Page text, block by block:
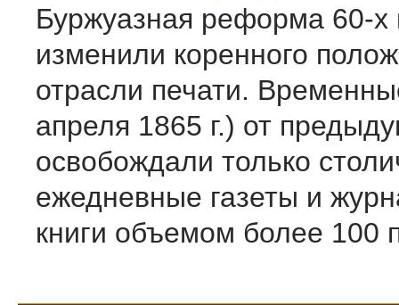
Буржуазная реформа 60-х
изменили коренного
отрасли печати.
апреля 1865 г.) от
освобождали только
ежедневные газеты и
книги объемом более 100